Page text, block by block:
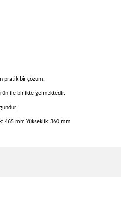
pratik bir çözüm.
ile birlikte gelmektedir.
465 mm Yükseklik: 360 mm
bulunuyor.